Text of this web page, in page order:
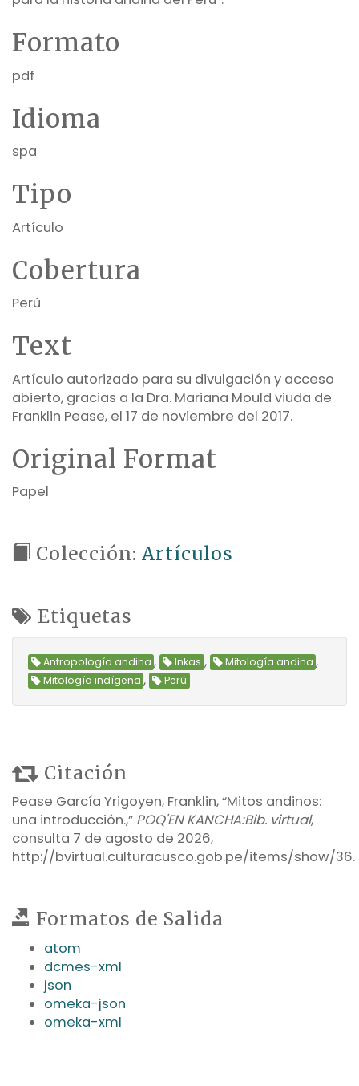
Formato
pdf
Idioma
spa
Tipo
Artículo
Cobertura
Perú
Text
Artículo autorizado para su divulgación y acceso
abierto, gracias a la Dra. Mariana Mould viuda de
Franklin Pease, el 17 de noviembre del 2017.
Original Format
Papel
Colección: Artículos
Etiquetas
Antropología andina , Inkas , Mitología andina ,
Mitología indígena , Perú
Citación
Pease García Yrigoyen, Franklin, “Mitos andinos:
una introducción.,” POQ'EN KANCHA:Bib. virtual,
consulta 7 de agosto de 2026,
http://bvirtual.culturacusco.gob.pe/items/show/36.
Formatos de Salida
atom
dcmes-xml
json
omeka-json
omeka-xml